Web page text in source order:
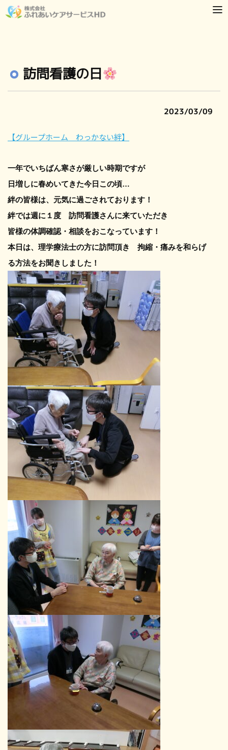
訪問看護の日
2023/03/09
【グループホーム わっかない絆】
一年でいちばん寒さが厳しい時期ですが
日増しに春めいてきた今日この頃…
絆の皆様は、元気に過ごされております！
絆では週に１度 訪問看護さんに来ていただき
皆様の体調確認・相談をおこなっています！
本日は、理学療法士の方に訪問頂き 拘縮・痛みを和らげ
る方法をお聞きしました！